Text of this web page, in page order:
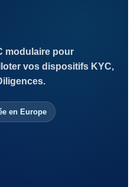
modulaire pour
vos dispositifs KYC,
en Europe